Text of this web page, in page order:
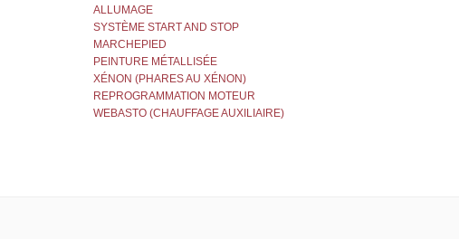
ALLUMAGE
SYSTÈME START AND STOP
MARCHEPIED
PEINTURE MÉTALLISÉE
XÉNON (PHARES AU XÉNON)
REPROGRAMMATION MOTEUR
WEBASTO (CHAUFFAGE AUXILIAIRE)